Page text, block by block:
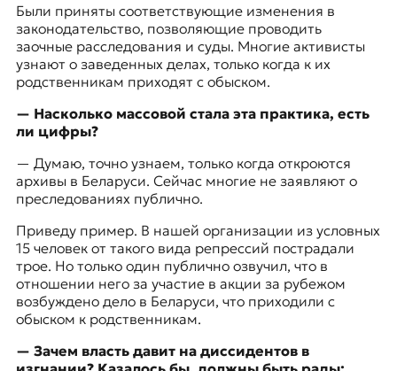
Были приняты соответствующие изменения в
законодательство, позволяющие проводить
заочные расследования и суды. Многие активисты
узнают о заведенных делах, только когда к их
родственникам приходят с обыском.
— Насколько массовой стала эта практика, есть
ли цифры?
— Думаю, точно узнаем, только когда откроются
архивы в Беларуси. Сейчас многие не заявляют о
преследованиях публично.
Приведу пример. В нашей организации из условных
15 человек от такого вида репрессий пострадали
трое. Но только один публично озвучил, что в
отношении него за участие в акции за рубежом
возбуждено дело в Беларуси, что приходили с
обыском к родственникам.
— Зачем власть давит на диссидентов в